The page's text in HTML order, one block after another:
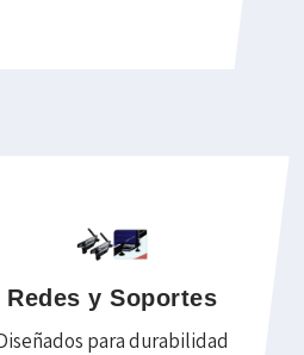
Redes y Soportes
para durabilidad